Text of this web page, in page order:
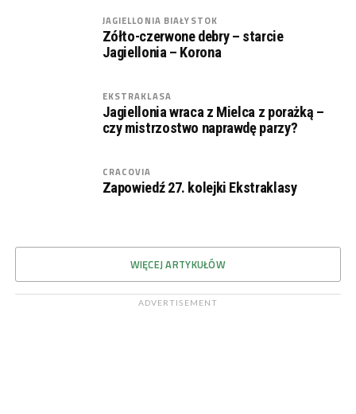
JAGIELLONIA BIAŁYSTOK
Zółto-czerwone debry – starcie
Jagiellonia – Korona
EKSTRAKLASA
Jagiellonia wraca z Mielca z porażką –
czy mistrzostwo naprawdę parzy?
CRACOVIA
Zapowiedź 27. kolejki Ekstraklasy
WIĘCEJ ARTYKUŁÓW
ADVERTISEMENT